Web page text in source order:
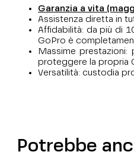
Garanzia a vita
Assistenza diretta in
Affidabilità: da più di
GoPro è
Massime
proteggere la propria
Versatilità: custodia
Potrebbe